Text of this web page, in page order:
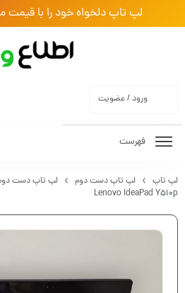
لپ تاپ دلخواه خود را با قیمت
ورود / عضویت
فهرست
لپ تاپ لپ تاپ دست دوم لپ تاپ دست دوم
Lenovo IdeaPad Y510p